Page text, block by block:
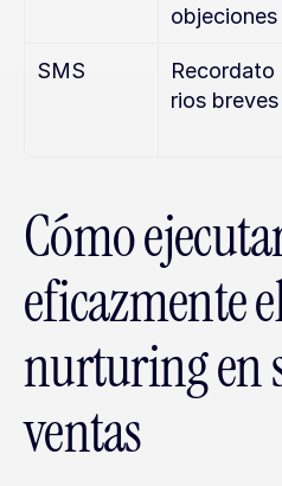
objeciones
SMS
Recordato
rios breves
Cómo
eficazmente
nurturing en
ventas